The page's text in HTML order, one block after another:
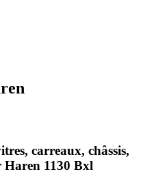
carreaux, châssis,
Haren 1130 Bxl